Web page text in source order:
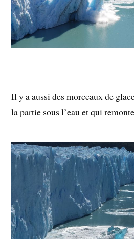
Il y a aussi des morceaux de
la partie sous l’eau et qui